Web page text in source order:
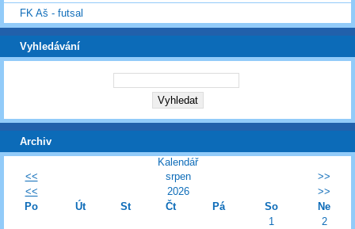
FK Aš - futsal
Vyhledávání
Archiv
Kalendář
<<
srpen
>>
<<
2026
>>
Po
Út St Čt Pá So
Ne
1
2